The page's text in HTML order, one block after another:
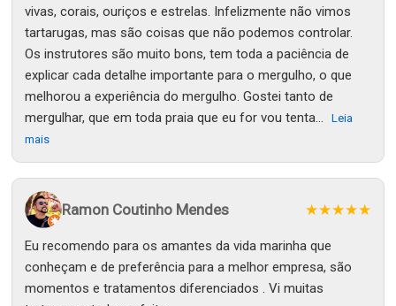
vivas, corais, ouriços e estrelas. Infelizmente não vimos
tartarugas, mas são coisas que não podemos controlar.
Os instrutores são muito bons, tem toda a paciência de
explicar cada detalhe importante para o mergulho, o que
melhorou a experiência do mergulho. Gostei tanto de
mergulhar, que em toda praia que eu for vou tenta...
Leia
mais
Ramon Coutinho Mendes ★★★★★
Eu recomendo para os amantes da vida marinha que
conheçam e de preferência para a melhor empresa, são
momentos e tratamentos diferenciados . Vi muitas